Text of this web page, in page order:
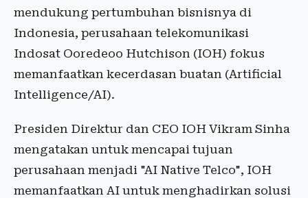
mendukung pertumbuhan bisnisnya di
Indonesia, perusahaan telekomunikasi
Indosat Ooredeoo Hutchison (IOH) fokus
memanfaatkan kecerdasan buatan (Artificial
Intelligence/AI).
Presiden Direktur dan CEO IOH Vikram Sinha
mengatakan untuk mencapai tujuan
perusahaan menjadi "AI Native Telco", IOH
memanfaatkan AI untuk menghadirkan solusi